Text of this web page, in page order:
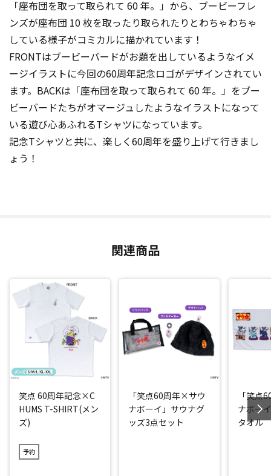
「座布団を取って取られて 60 年。」から、ブービーフレ
ンズが座布団 10 枚を取ったり取られたりとわちゃわちゃ
している様子がコミカルに描かれています！
FRONTはブービーバードがお題を出しているようなイメ
ージイラストに今回の60周年記念ロゴがデザインされてい
ます。BACKは「座布団を取って取られて 60 年。」をブー
ビーバードたちがオマージュしたようなイラストになって
いる遊び心あふれるTシャツになっています。
記念Tシャツと共に、楽しく60周年を盛り上げて行きまし
ょう！
関連商品
笑点 60周年記念×C
HUMS T-SHIRT(メン
ズ)
予約
「笑点60周年×サウ
ナボーイ」サウナグ
ッズ3点セット
「笑点
ナボー
タオル